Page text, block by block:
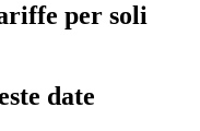
per soli
date